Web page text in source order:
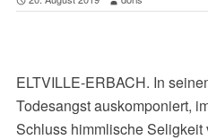
ELTVILLE-ERBACH. In
Todesangst auskomponiert,
Schluss himmlische